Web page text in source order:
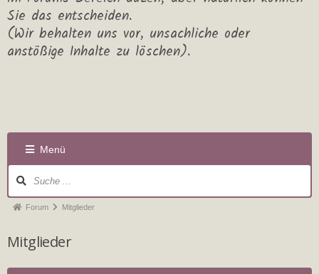
Sie das entscheiden.
(Wir behalten uns vor, unsachliche oder
anstößige Inhalte zu löschen).
Menü
Forum Mitglieder
Mitglieder